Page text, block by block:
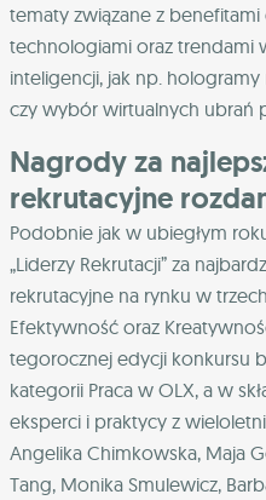
tematy związane z
technologiami oraz trendami
inteligencji, jak np.
czy wybór wirtualnych ubrań
Nagrody za
rekrutacyjne
Podobnie jak w ubiegłym
„Liderzy Rekrutacji” za
rekrutacyjne na rynku w
Efektywność oraz
tegorocznej edycji konkursu
kategorii Praca w OLX, a w
eksperci i praktycy z
Angelika Chimkowska, Maja
Tang, Monika Smulewicz,